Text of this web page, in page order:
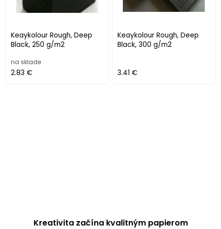
Keaykolour Rough, Deep
Black, 250 g/m2
na sklade
2.83 €
Keaykolour Rough, Deep
Black, 300 g/m2
3.41 €
Kreativita začína kvalitným papierom